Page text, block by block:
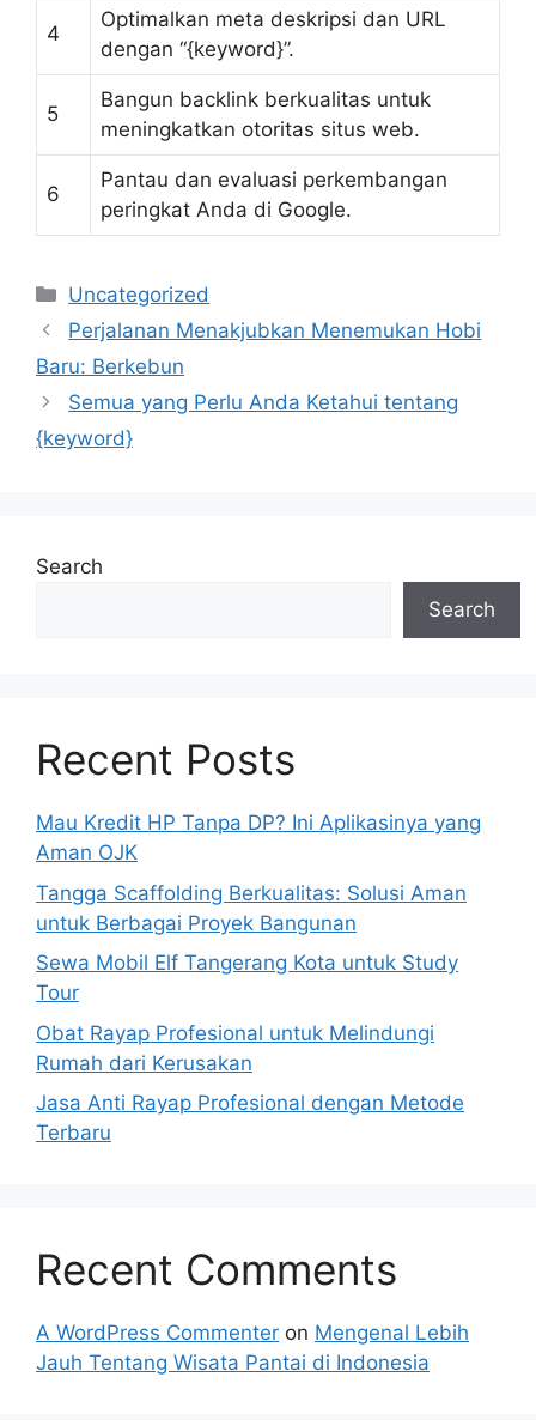
4
Optimalkan meta deskripsi dan URL
dengan “{keyword}”.
5
Bangun backlink berkualitas untuk
meningkatkan otoritas situs web.
6
Pantau dan evaluasi perkembangan
peringkat Anda di Google.
Categories
Uncategorized
Perjalanan Menakjubkan Menemukan Hobi
Baru: Berkebun
Semua yang Perlu Anda Ketahui tentang
{keyword}
Search
Search
Recent Posts
Mau Kredit HP Tanpa DP? Ini Aplikasinya yang
Aman OJK
Tangga Scaffolding Berkualitas: Solusi Aman
untuk Berbagai Proyek Bangunan
Sewa Mobil Elf Tangerang Kota untuk Study
Tour
Obat Rayap Profesional untuk Melindungi
Rumah dari Kerusakan
Jasa Anti Rayap Profesional dengan Metode
Terbaru
Recent Comments
A WordPress Commenter on Mengenal Lebih
Jauh Tentang Wisata Pantai di Indonesia